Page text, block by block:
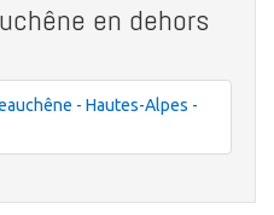
en dehors
- Hautes-Alpes -